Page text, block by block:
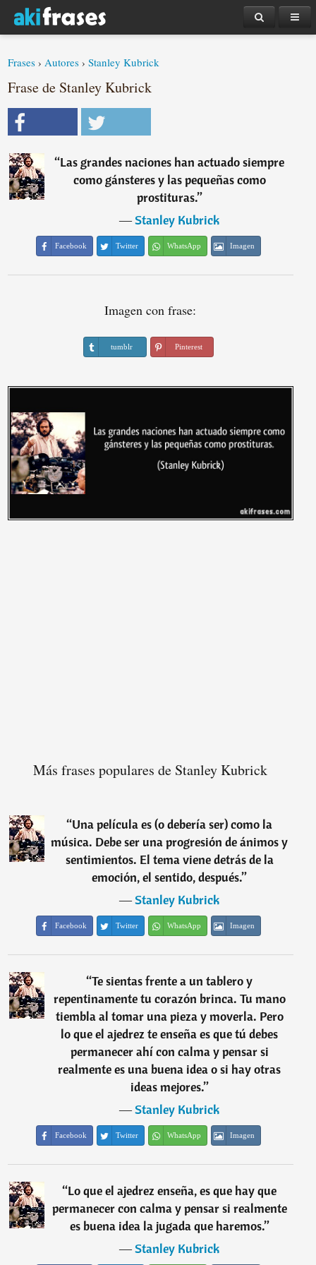
Frases ›Autores ›Stanley Kubrick
Frase de Stanley Kubrick
“Las grandes naciones han actuado siempre
como gánsteres y las pequeñas como
prostituras.”
―Stanley Kubrick
Facebook Twitter WhatsApp Imagen
Imagen con frase:
tumblr Pinterest
Más frases populares de Stanley Kubrick
“Una película es (o debería ser) como la
música. Debe ser una progresión de ánimos y
sentimientos. El tema viene detrás de la
emoción, el sentido, después.”
―Stanley Kubrick
Facebook Twitter WhatsApp Imagen
“Te sientas frente a un tablero y
repentinamente tu corazón brinca. Tu mano
tiembla al tomar una pieza y moverla. Pero
lo que el ajedrez te enseña es que tú debes
permanecer ahí con calma y pensar si
realmente es una buena idea o si hay otras
ideas mejores.”
―Stanley Kubrick
Facebook Twitter WhatsApp Imagen
“Lo que el ajedrez enseña, es que hay que
permanecer con calma y pensar si realmente
es buena idea la jugada que haremos.”
―Stanley Kubrick